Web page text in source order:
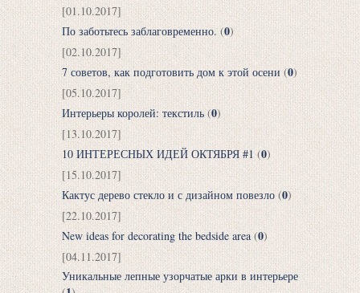
[01.10.2017]
По заботьтесь заблаговременно. (0)
[02.10.2017]
7 советов, как подготовить дом к этой осени (0)
[05.10.2017]
Интерьеры королей: текстиль (0)
[13.10.2017]
10 ИНТЕРЕСНЫХ ИДЕЙ ОКТЯБРЯ #1 (0)
[15.10.2017]
Кактус дерево стекло и с дизайном повезло (0)
[22.10.2017]
New ideas for decorating the bedside area (0)
[04.11.2017]
Уникальные лепные узорчатые арки в интерьере